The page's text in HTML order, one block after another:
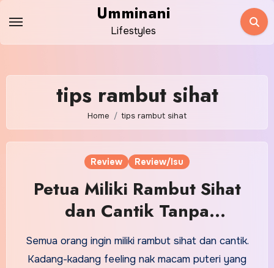
content
Umminani
Lifestyles
tips rambut sihat
Home tips rambut sihat
Review Review/Isu
Petua Miliki Rambut Sihat
dan Cantik Tanpa
Kelemumur dan Rambut
Gugur
Semua orang ingin miliki rambut sihat dan cantik.
Kadang-kadang feeling nak macam puteri yang